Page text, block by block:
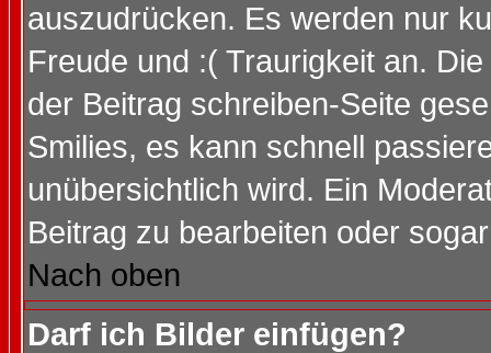
auszudrücken. Es werden nur
Freude und :( Traurigkeit an.
der Beitrag schreiben-Seite
Smilies, es kann schnell
unübersichtlich wird. Ein
Beitrag zu bearbeiten oder
Nach oben
Darf ich Bilder einfügen?